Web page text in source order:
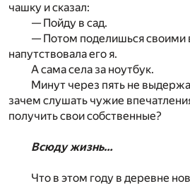
чашку и сказал:
— Пойду в сад.
— Потом поделишься своими
напутствовала его я.
А сама села за ноутбук.
Минут через пять не
зачем слушать чужие
получить свои собственные?
Всюду жизнь…
Что в этом году в деревне